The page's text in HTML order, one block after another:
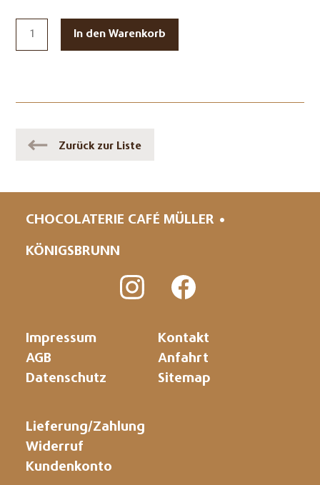
Zurück zur Liste
CHOCOLATERIE CAFÉ MÜLLER
KÖNIGSBRUNN
überspringen
Navigation
überspringen
Impressum
AGB
Datenschutz
Navigation
überspringen
Kontakt
Anfahrt
Sitemap
Navigation
überspringen
Lieferung/Zahlung
Widerruf
Kundenkonto